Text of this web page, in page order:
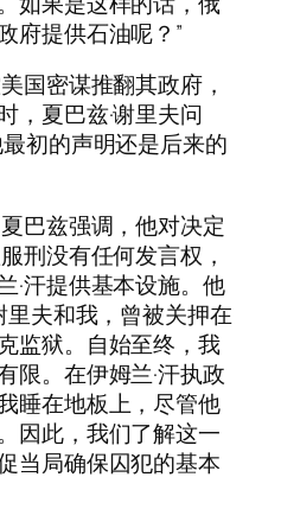
府提供石油呢？”
国密谋推翻其政府，
，夏巴兹·谢里夫问
初的声明还是后来的
巴兹强调，他对决定
刑没有任何发言权，
·汗提供基本设施。他
里夫和我，曾被关押在
监狱。自始至终，我
限。在伊姆兰·汗执政
睡在地板上，尽管他
因此，我们了解这一
当局确保囚犯的基本